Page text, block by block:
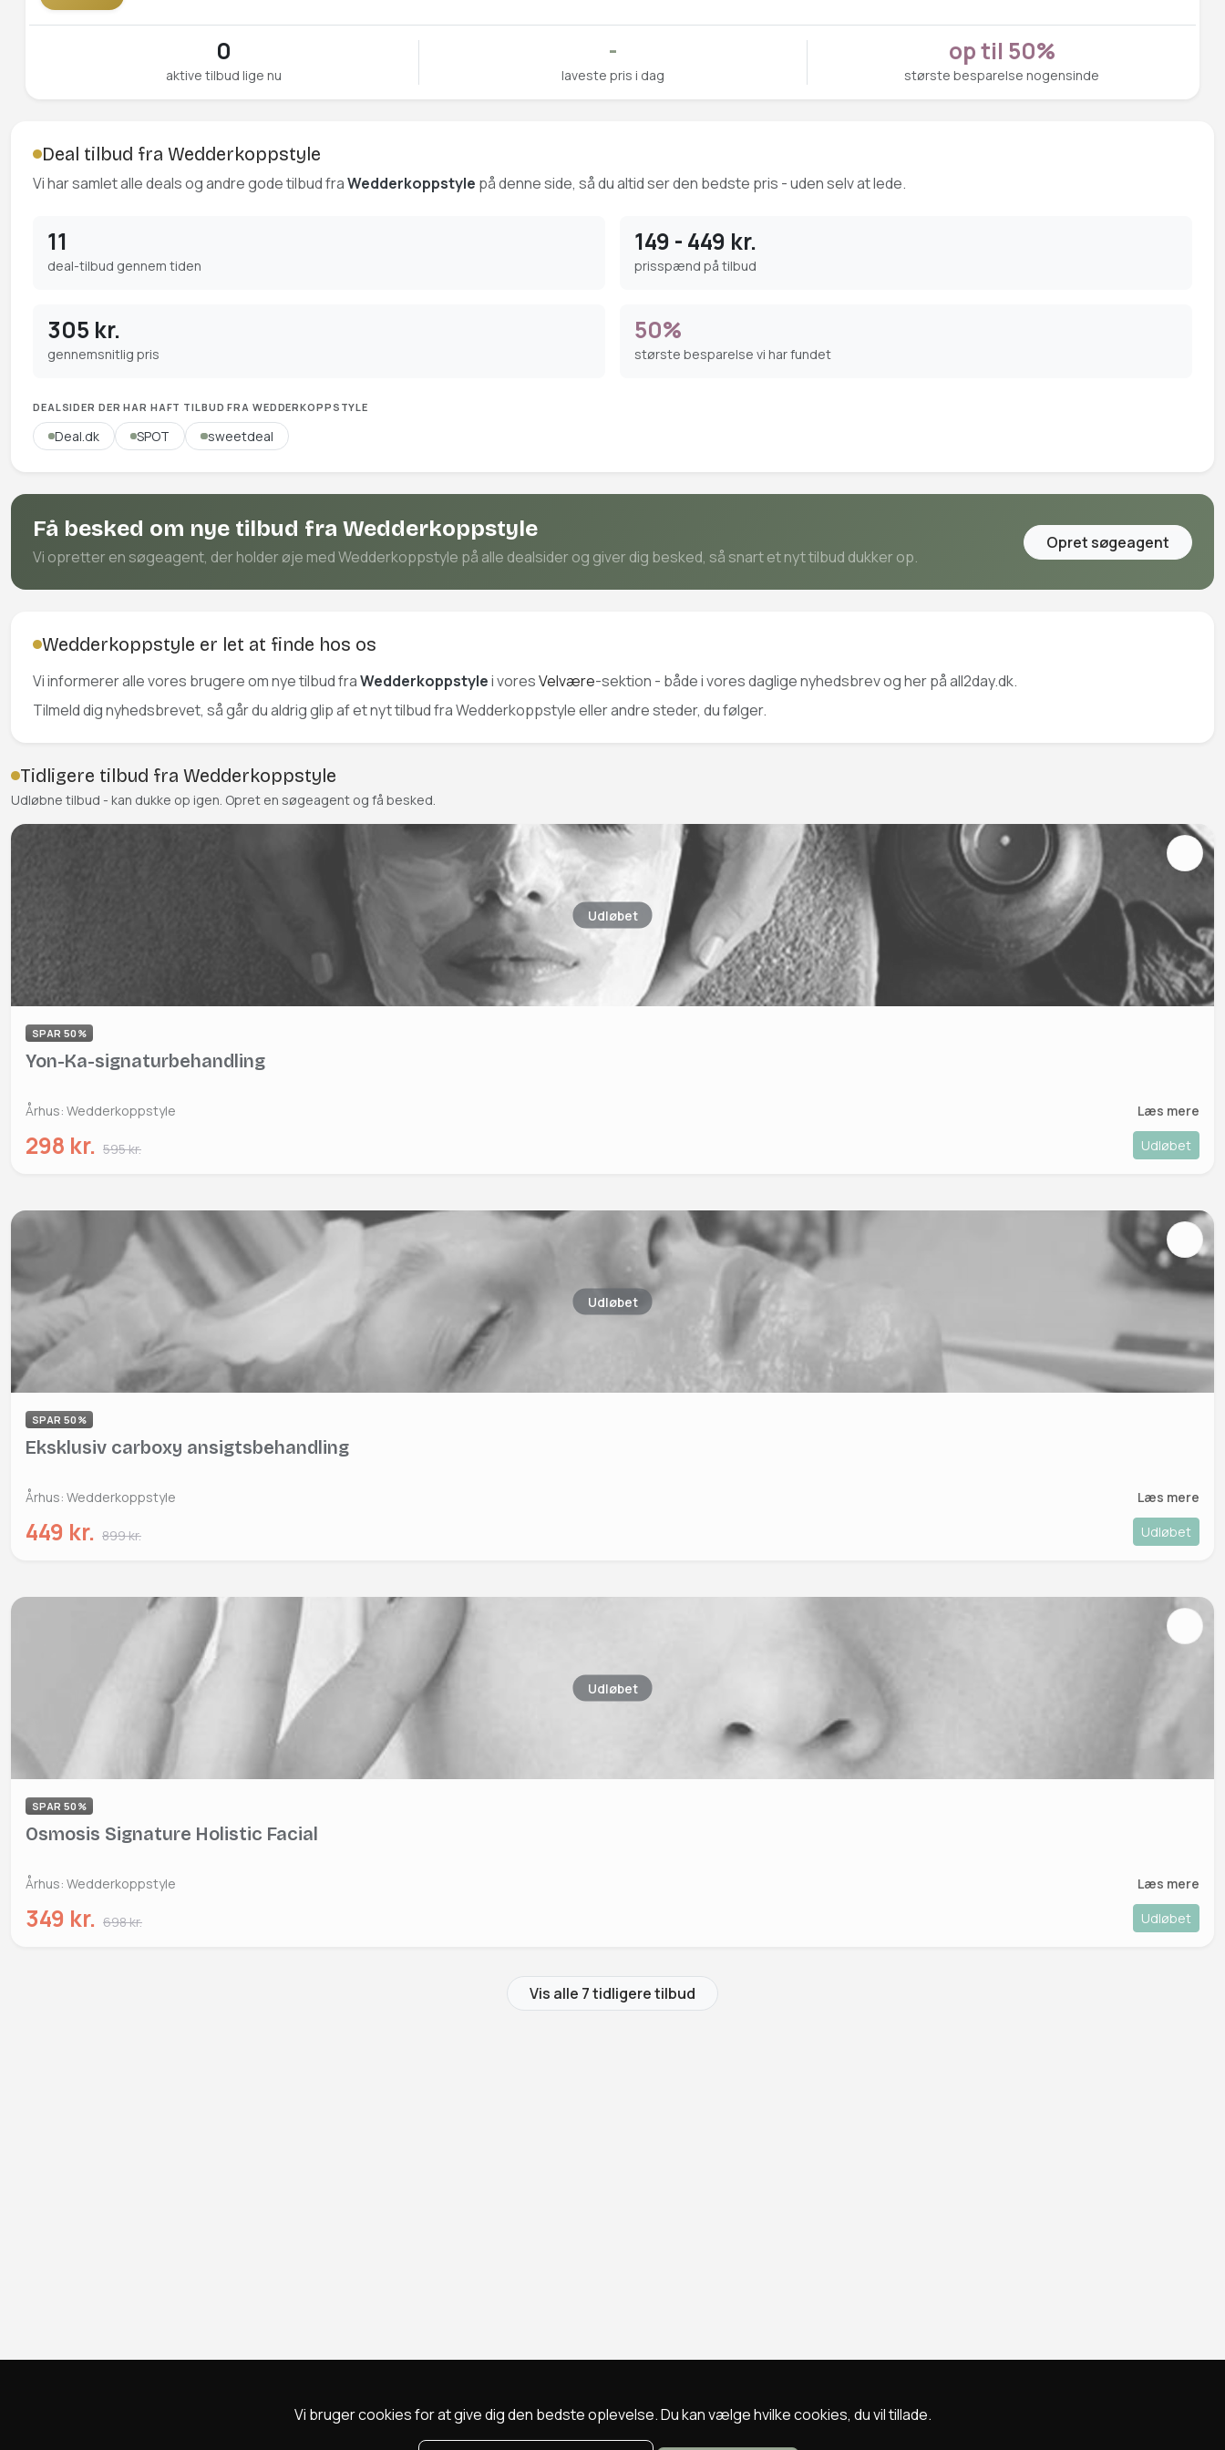
Vi bruger cookies for at give dig den bedste oplevelse. Du kan vælge hvilke cookies, du vil tillade.
0
aktive tilbud lige nu
-
laveste pris i dag
op til 50%
største besparelse nogensinde
Deal tilbud fra Wedderkoppstyle
Vi har samlet alle deals og andre gode tilbud fraWedderkoppstyle på denne side, så du altid ser den bedste pris - uden selv at lede.
11
deal-tilbud gennem tiden
149 - 449 kr.
prisspænd på tilbud
305 kr.
gennemsnitlig pris
50%
største besparelse vi har fundet
DEALSIDER DER HAR HAFT TILBUD FRA WEDDERKOPPSTYLE
Deal.dk SPOT sweetdeal
Få besked om nye tilbud fra Wedderkoppstyle
Vi opretter en søgeagent, der holder øje med Wedderkoppstyle på alle dealsider og giver dig besked, så snart et nyt tilbud dukker op.
Opret søgeagent
Wedderkoppstyle er let at finde hos os
Vi informerer alle vores brugere om nye tilbud fraWedderkoppstylei voresVelvære-sektion - både i vores daglige nyhedsbrev og her på all2day.dk.
Tilmeld dig nyhedsbrevet, så går du aldrig glip af et nyt tilbud fra Wedderkoppstyle eller andre steder, du følger.
Tidligere tilbud fra Wedderkoppstyle
Udløbne tilbud - kan dukke op igen. Opret en søgeagent og få besked.
Udløbet
SPAR 50%
Yon-Ka-signaturbehandling
Århus: Wedderkoppstyle Læs mere
298 kr. 595 kr. Udløbet
Udløbet
SPAR 50%
Eksklusiv carboxy ansigtsbehandling
Århus: Wedderkoppstyle Læs mere
449 kr. 899 kr. Udløbet
Udløbet
SPAR 50%
Osmosis Signature Holistic Facial
Århus: Wedderkoppstyle Læs mere
349 kr. 698 kr. Udløbet
Vis alle 7 tidligere tilbud